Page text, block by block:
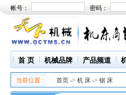
帐号： 密码：
首 页 机械品牌 产品频道
当前位置： 首页 -> 机 床 -> 锯 床